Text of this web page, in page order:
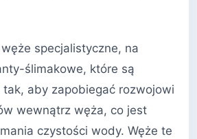
specjalistyczne, na
ślimakowe, które są
aby zapobiegać rozwojowi
wewnątrz węża, co jest
czystości wody. Węże te